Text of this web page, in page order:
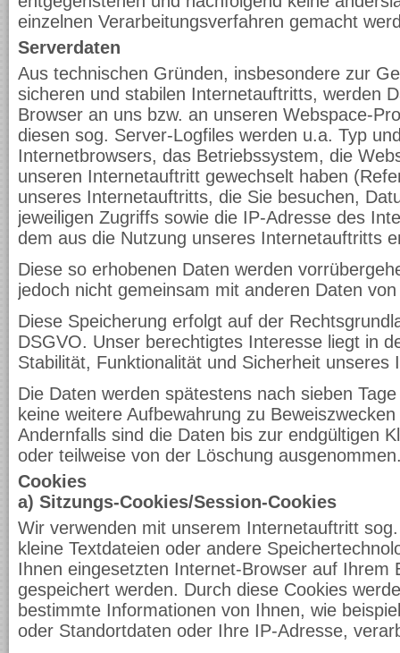
einzelnen Verarbeitungsverfahren gemacht
Serverdaten
Aus technischen Gründen, insbesondere zur
sicheren und stabilen Internetauftritts, werden
Browser an uns bzw. an unseren Webspace-
diesen sog. Server-Logfiles werden u.a. Typ
Internetbrowsers, das Betriebssystem, die
unseren Internetauftritt gewechselt haben
unseres Internetauftritts, die Sie besuchen,
jeweiligen Zugriffs sowie die IP-Adresse des
dem aus die Nutzung unseres Internetauftritts
Diese so erhobenen Daten werden
jedoch nicht gemeinsam mit anderen Daten
Diese Speicherung erfolgt auf der
DSGVO. Unser berechtigtes Interesse liegt in
Stabilität, Funktionalität und Sicherheit unseres
Die Daten werden spätestens nach sieben
keine weitere Aufbewahrung zu
Andernfalls sind die Daten bis zur endgültigen
oder teilweise von der Löschung
Cookies
a) Sitzungs-Cookies/Session-Cookies
Wir verwenden mit unserem Internetauftritt
kleine Textdateien oder andere
Ihnen eingesetzten Internet-Browser auf Ihrem
gespeichert werden. Durch diese Cookies
bestimmte Informationen von Ihnen, wie
oder Standortdaten oder Ihre IP-Adresse,